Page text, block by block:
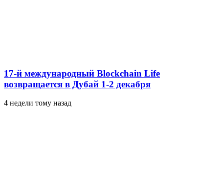
17-й международный Blockchain Life
возвращается в Дубай 1-2 декабря
4 недели тому назад